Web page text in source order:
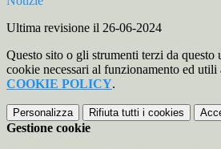
Ultima revisione il 26-06-2024
Questo sito o gli strumenti terzi da
cookie necessari al funzionamento ed
COOKIE POLICY.
Personalizza Rifiuta tutti i cookies
Gestione cookie